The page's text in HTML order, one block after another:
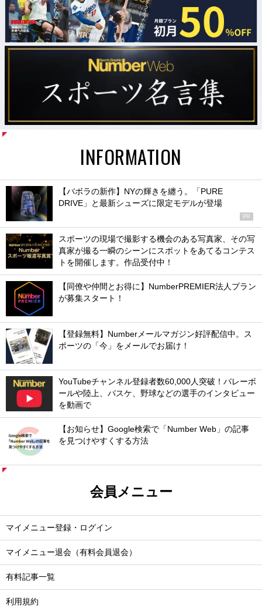
INFORMATION
【バボラの新作】NYの輝きを纏う。「PURE
DRIVE」と最新シューズに限定モデルが登場
PR
スポーツの現場で撮影する機会のある写真家、その写
真家が撮る一瞬のシーンにスポットをあてるコンテス
トを開催します。作品受付中！
【同僚や仲間とお得に】NumberPREMIER法人プラン
が募集スタート！
【登録無料】Numberメールマガジン好評配信中。ス
ポーツの「今」をメールでお届け！
YouTubeチャンネル登録者数60,000人突破！バレーボ
ールや陸上、バスケ、野球などの選手のインタビュー
を動画で
【お知らせ】Google検索で「Number Web」の記事
を見つけやすくする方法
会員メニュー
マイメニュー登録・ログイン
マイメニュー退会（有料会員退会）
有料記事一覧
利用規約